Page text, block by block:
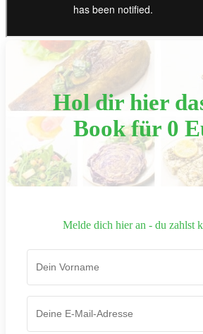
Hol dir hier
Book für 0
Melde dich hier an - du zahlst